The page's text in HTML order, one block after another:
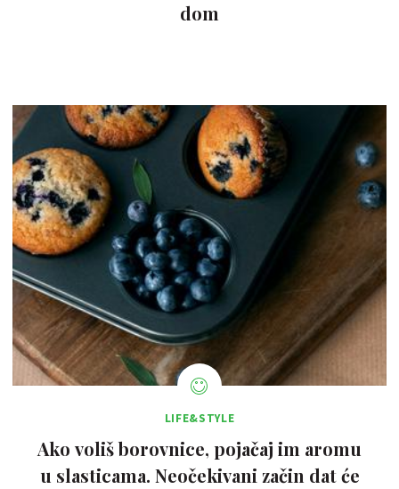
dom
LIFE&STYLE
Ako voliš borovnice, pojačaj im aromu
u slasticama. Neočekivani začin dat će